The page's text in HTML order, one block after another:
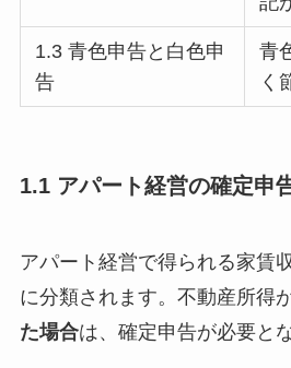
1.3 青色申告と白色申
告
青
く
1.1 アパート経営の確定申
アパート経営で得られる家賃
に分類されます。不動産所得
た場合は、確定申告が必要と